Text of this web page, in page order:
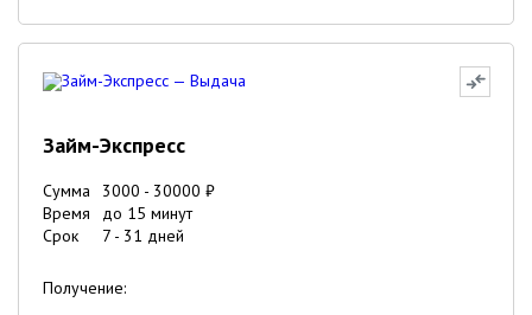
Займ-Экспресс
Сумма 3000 - 30000 ₽
Время
до 15 минут
Срок
7 - 31 дней
Получение: